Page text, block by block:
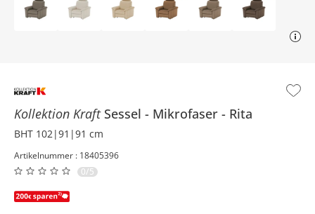
Kollektion Kraft Sessel Mikrofaser Rita
BHT 102|91|91 cm
Artikelnummer : 18405396
0/5